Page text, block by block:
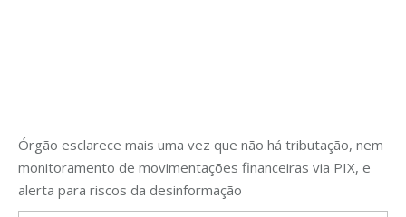
Órgão esclarece mais uma vez que não há tributação, nem
monitoramento de movimentações financeiras via PIX, e
alerta para riscos da desinformação